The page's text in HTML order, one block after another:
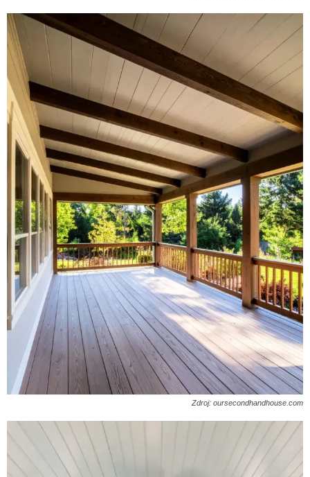
Zdroj: oursecondhandhouse.com